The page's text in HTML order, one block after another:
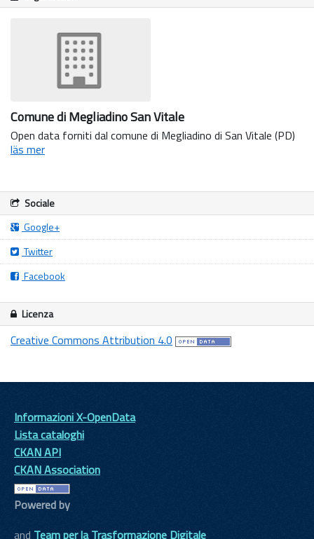
Comune di Megliadino San Vitale
Open data forniti dal comune di Megliadino di San Vitale (PD)
läs mer
Sociale
Google+
Twitter
Facebook
Licenza
Creative Commons Attribution 4.0
Informazioni X-OpenData
Lista cataloghi
CKAN API
CKAN Association
Powered by
and Team per la Trasformazione Digitale